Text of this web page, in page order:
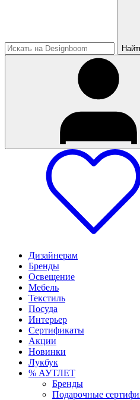
Дизайнерам
Бренды
Освещение
Мебель
Текстиль
Посуда
Интерьер
Сертификаты
Акции
Новинки
Лукбук
% АУТЛЕТ
Бренды
Подарочные